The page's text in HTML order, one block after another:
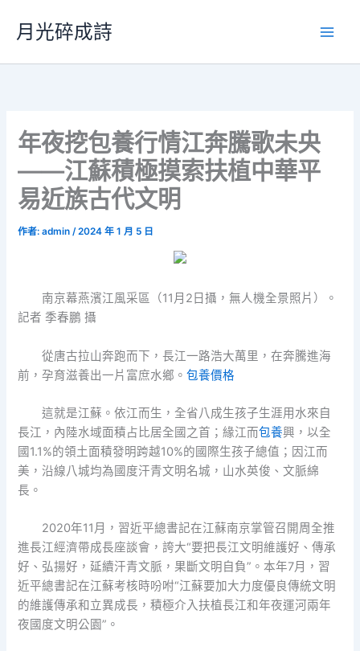
要
月光碎成詩
年夜挖包養行情江奔騰歌未央
——江蘇積極摸索扶植中華平
易近族古代文明
作者:admin/2024 年 1 月 5 日
南京幕燕濱江風采區（11月2日攝，無人機全景照片）。
記者 季春鵬 攝
從唐古拉山奔跑而下，長江一路浩大萬里，在奔騰進海
前，孕育滋養出一片富庶水鄉。包養價格
這就是江蘇。依江而生，全省八成生孩子生涯用水來自
長江，內陸水域面積占比居全國之首；緣江而包養興，以全
國1.1%的領土面積發明跨越10%的國際生孩子總值；因江而
美，沿線八城均為國度汗青文明名城，山水英俊、文脈綿
長。
2020年11月，習近平總書記在江蘇南京掌管召開周全推
進長江經濟帶成長座談會，誇大“要把長江文明維護好、傳承
好、弘揚好，延續汗青文脈，果斷文明自負”。本年7月，習
近平總書記在江蘇考核時吩咐“江蘇要加大力度優良傳統文明
的維護傳承和立異成長，積極介入扶植長江和年夜運河兩年
夜國度文明公園”。